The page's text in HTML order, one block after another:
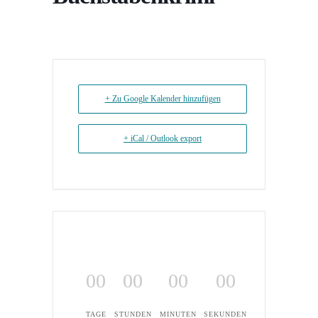
+ Zu Google Kalender hinzufügen
+ iCal / Outlook export
00
TAGE
00
STUNDEN
00
MINUTEN
00
SEKUNDEN